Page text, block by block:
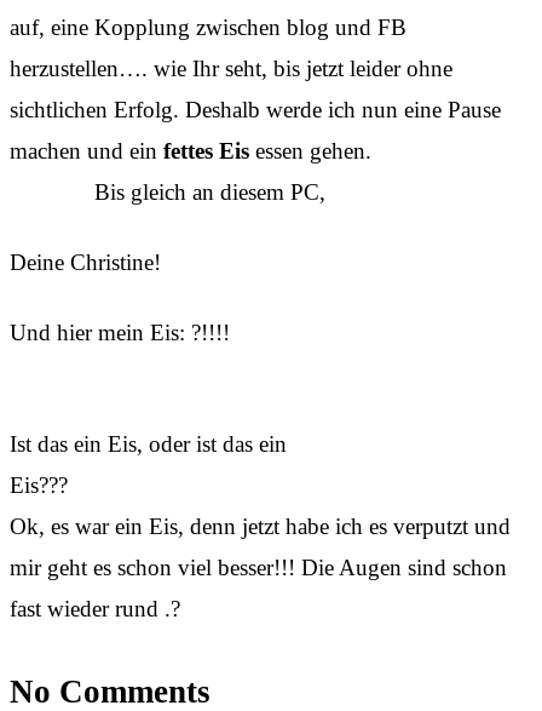
auf, eine Kopplung zwischen blog und FB
herzustellen…. wie Ihr seht, bis jetzt leider ohne
sichtlichen Erfolg. Deshalb werde ich nun eine Pause
machen und ein fettes Eis essen gehen.
Bis gleich an diesem PC,
Deine Christine!
Und hier mein Eis: ?!!!!
Ist das ein Eis, oder ist das ein
Ok, es war ein Eis, denn jetzt habe ich es verputzt und
mir geht es schon viel besser!!! Die Augen sind schon
fast wieder rund .?
No Comments